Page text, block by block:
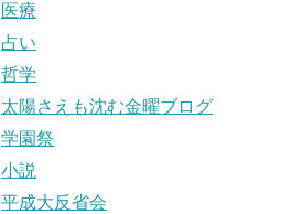
医療
占い
哲学
太陽さえも沈む金曜ブログ
学園祭
小説
平成大反省会